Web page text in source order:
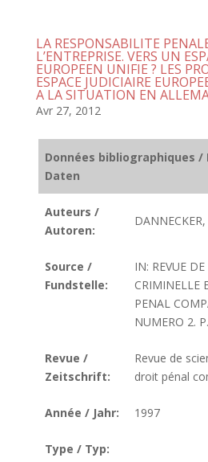
LA RESPONSABILITE
L’ENTREPRISE. VERS UN
EUROPEEN UNIFIE ? LES
ESPACE JUDICIAIRE
A LA SITUATION EN
Avr 27, 2012
Données bibliographiques
Daten
Auteurs /
Autoren:
Source /
Fundstelle:
IN: REVUE DE
CRIMINELLE
PENAL
NUMERO 2.
Revue /
Zeitschrift:
Revue de
droit pénal
Année / Jahr: 1997
Type / Typ: